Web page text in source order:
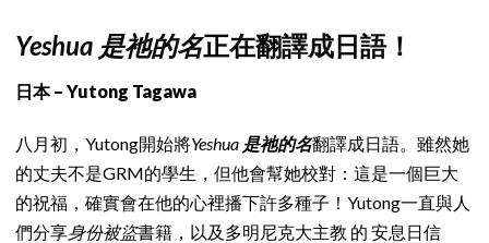
Yeshua 是祂的名正在翻譯成日語！
日本 – Yutong Tagawa
八月初，Yutong開始將Yeshua 是祂的名翻譯成日語。雖然她
的丈夫不是GRM的學生，但他會幫她校對：這是一個巨大
的祝福，確實會在他的心裡播下許多種子！Yutong一直與人
們分享身份被盜書籍，以及多明尼克大主教 的 安息日信